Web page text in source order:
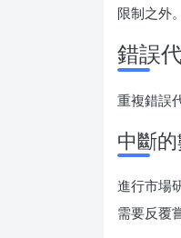
限制之外
錯誤
重複錯誤
中斷
進行市場
需要反覆